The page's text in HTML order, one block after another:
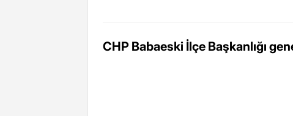
CHP Babaeski İlçe Başkanlığı